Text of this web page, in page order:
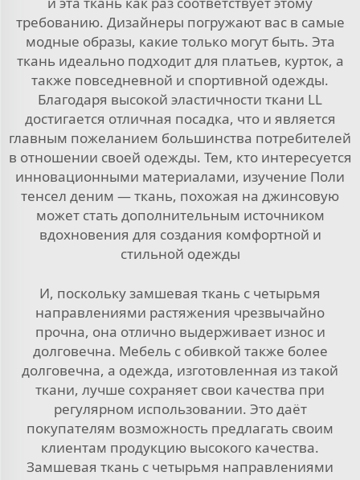
требованию. Дизайнеры погружают вас в самые
модные образы, какие только могут быть. Эта
ткань идеально подходит для платьев, курток, а
также повседневной и спортивной одежды.
Благодаря высокой эластичности ткани LL
достигается отличная посадка, что и является
главным пожеланием большинства потребителей
в отношении своей одежды. Тем, кто интересуется
инновационными материалами, изучение Поли
тенсел деним — ткань, похожая на джинсовую
может стать дополнительным источником
вдохновения для создания комфортной и
стильной одежды
И, поскольку замшевая ткань с четырьмя
направлениями растяжения чрезвычайно
прочна, она отлично выдерживает износ и
долговечна. Мебель с обивкой также более
долговечна, а одежда, изготовленная из такой
ткани, лучше сохраняет свои качества при
регулярном использовании. Это даёт
покупателям возможность предлагать своим
клиентам продукцию высокого качества.
Замшевая ткань с четырьмя направлениями